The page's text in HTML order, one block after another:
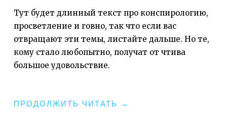
Тут будет длинный текст про конспирологию,
просветление и говно, так что если вас
отвращают эти темы, листайте дальше. Но те,
кому стало любопытно, получат от чтива
большое удовольствие.
ПРОДОЛЖИТЬ ЧИТАТЬ
"ПРО
→